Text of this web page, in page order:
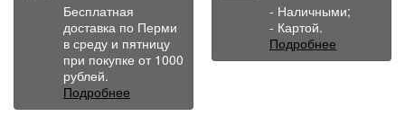
Бесплатная
доставка по Перми
в среду и пятницу
при покупке от 1000
рублей.
Подробнее
- Наличными;
- Картой.
Подробнее